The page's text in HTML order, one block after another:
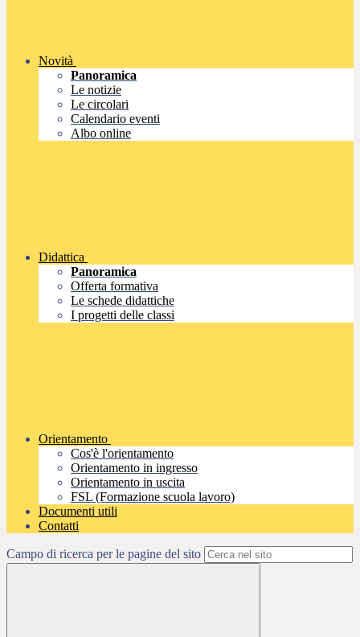
Novità
Panoramica
Le notizie
Le circolari
Calendario eventi
Albo online
Didattica
Panoramica
Offerta formativa
Le schede didattiche
I progetti delle classi
Orientamento
Cos'è l'orientamento
Orientamento in ingresso
Orientamento in uscita
FSL (Formazione scuola lavoro)
Documenti utili
Contatti
Campo di ricerca per le pagine del sito